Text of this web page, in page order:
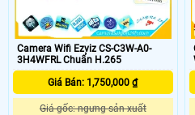
Camera Wifi Ezviz CS-C3W-A0-
3H4WFRL Chuẩn H.265
Giá Bán: 1,750,000 ₫
Giá gốc: ngưng sản xuất